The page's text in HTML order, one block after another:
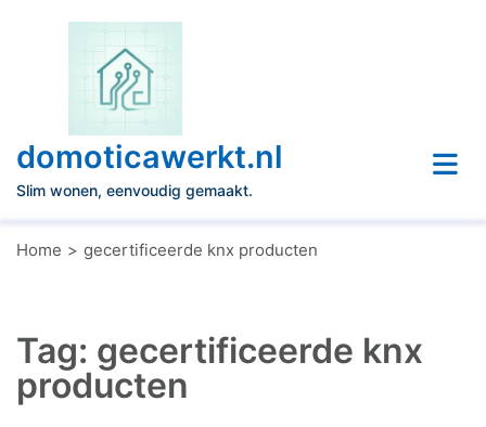
domoticawerkt.nl
Slim wonen, eenvoudig gemaakt.
Home gecertificeerde knx producten
Tag: gecertificeerde knx
producten